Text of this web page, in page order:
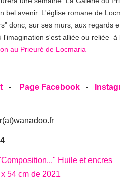
bel avenir. L'église romane de
donc, sur ses murs, aux
l'imagination s'est alliée ou reliée
- Page Facebook -